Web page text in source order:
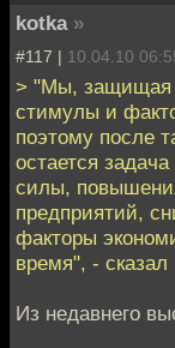
kotka »
#117 | 10.04.10
> "Мы, защищая
стимулы и
поэтому после
остается
силы,
предприятий,
факторы
время", - сказал
Из недавнего